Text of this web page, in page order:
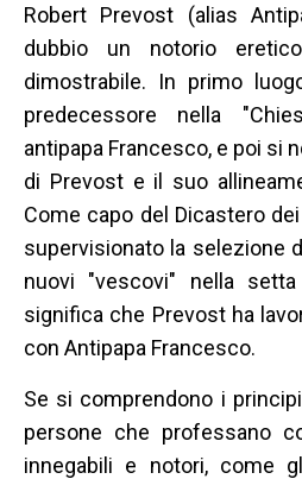
Robert Prevost (alias
dubbio un notorio
dimostrabile. In primo
predecessore nella
antipapa Francesco, e poi si
di Prevost e il suo
Come capo del Dicastero
supervisionato la selezione
nuovi "vescovi" nella
significa che Prevost ha
con Antipapa Francesco.
Se si comprendono i
persone che professano
innegabili e notori, come